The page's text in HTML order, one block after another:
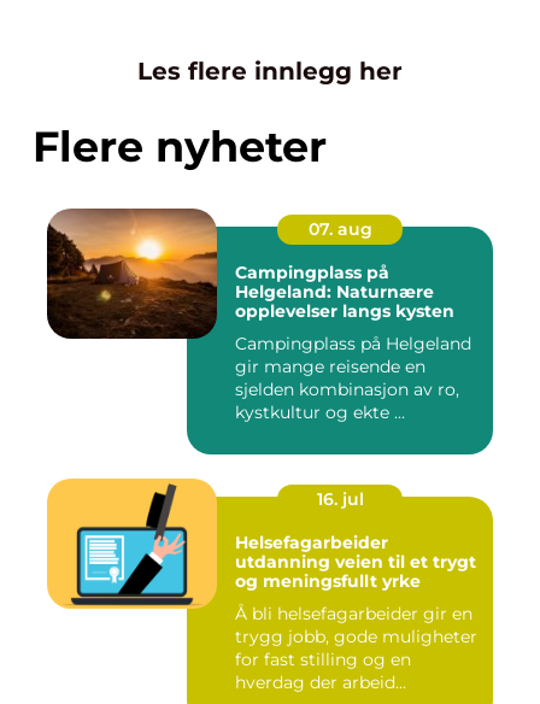
Les flere innlegg her
Flere nyheter
07. aug
Campingplass på
Helgeland: Naturnære
opplevelser langs kysten
Campingplass på Helgeland
gir mange reisende en
sjelden kombinasjon av ro,
kystkultur og ekte ...
16. jul
Helsefagarbeider
utdanning veien til et trygt
og meningsfullt yrke
Å bli helsefagarbeider gir en
trygg jobb, gode muligheter
for fast stilling og en
hverdag der arbeid...